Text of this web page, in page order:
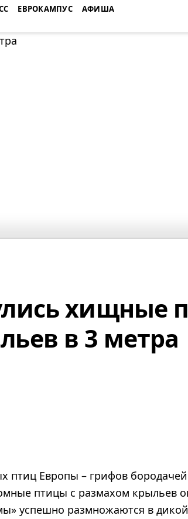
ЕВРОКАМПУС АФИША
хищные
в 3 метра
птиц Европы – грифов бородачей
птицы с размахом крыльев
успешно размножаются в